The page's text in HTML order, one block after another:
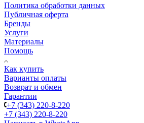
Политика обработки данных
Публичная оферта
Бренды
Услуги
Материалы
Помощь
Как купить
Варианты оплаты
Возврат и обмен
Гарантии
+7 (343) 220-8-220
+7 (343) 220-8-220